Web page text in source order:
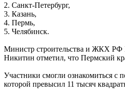
2. Санкт-Петербург,
3. Казань,
4. Пермь,
5. Челябинск.
Министр строительства и ЖКХ РФ
Никитин отметил, что Пермский
Участники смогли ознакомиться с
которой превысил 11 тысяч